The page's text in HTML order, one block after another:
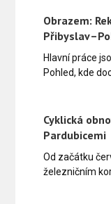
Obrazem:
Hlavní práce
Pohled, kde
Cyklická
Pardubicemi
Od začátku
železničním